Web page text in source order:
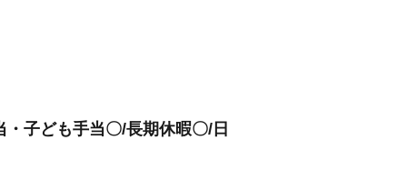
子ども手当〇/長期休暇〇/日